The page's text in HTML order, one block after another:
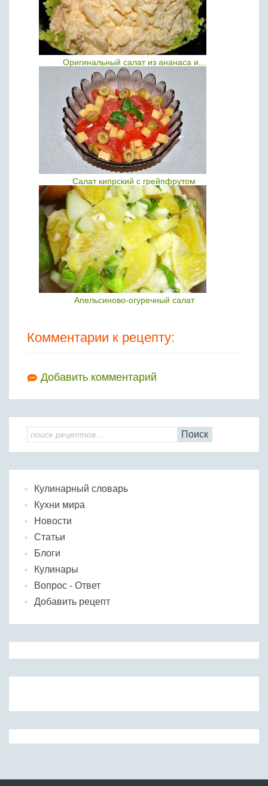
Оригинальный салат из ананаса и...
Салат кипрский с грейпфрутом
Апельсиново-огуречный салат
Комментарии к рецепту:
Добавить комментарий
Поиск
Кулинарный словарь
Кухни мира
Новости
Статьи
Блоги
Кулинары
Вопрос - Ответ
Добавить рецепт